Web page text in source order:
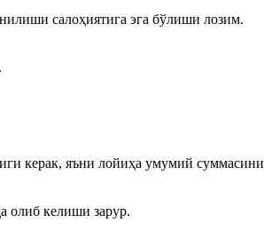
салоҳиятига эга бўлиши лозим.
керак, яъни лойиҳа умумий
олиб келиши зарур.